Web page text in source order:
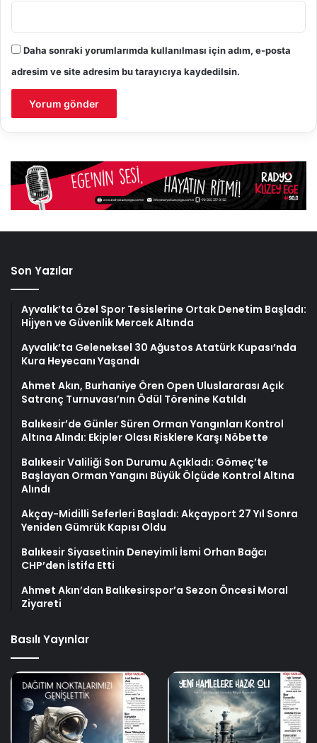
Daha sonraki yorumlarımda kullanılması için adım, e-posta
adresim ve site adresim bu tarayıcıya kaydedilsin.
Son Yazılar
Ayvalık’ta Özel Spor Tesislerine Ortak Denetim Başladı:
Hijyen ve Güvenlik Mercek Altında
Ayvalık’ta Geleneksel 30 Ağustos Atatürk Kupası’nda
Kura Heyecanı Yaşandı
Ahmet Akın, Burhaniye Ören Open Uluslararası Açık
Satranç Turnuvası’nın Ödül Törenine Katıldı
Balıkesir’de Günler Süren Orman Yangınları Kontrol
Altına Alındı: Ekipler Olası Risklere Karşı Nöbette
Balıkesir Valiliği Son Durumu Açıkladı: Gömeç’te
Başlayan Orman Yangını Büyük Ölçüde Kontrol Altına
Alındı
Akçay-Midilli Seferleri Başladı: Akçayport 27 Yıl Sonra
Yeniden Gümrük Kapısı Oldu
Balıkesir Siyasetinin Deneyimli İsmi Orhan Bağcı
CHP’den İstifa Etti
Ahmet Akın’dan Balıkesirspor’a Sezon Öncesi Moral
Ziyareti
Basılı Yayınlar